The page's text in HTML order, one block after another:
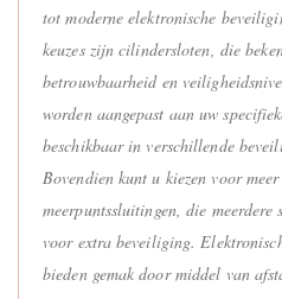
tot moderne elektronische
keuzes zijn cilindersloten, die
betrouwbaarheid en
worden aangepast aan uw
beschikbaar in verschillende
Bovendien kunt u kiezen voor
meerpuntssluitingen, die
voor extra beveiliging.
bieden gemak door middel van